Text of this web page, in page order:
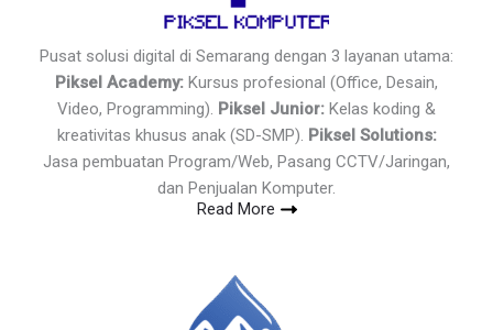
Pusat solusi digital di Semarang dengan 3 layanan utama:
Piksel Academy: Kursus profesional (Office, Desain,
Video, Programming). Piksel Junior: Kelas koding &
kreativitas khusus anak (SD-SMP). Piksel Solutions:
Jasa pembuatan Program/Web, Pasang CCTV/Jaringan,
dan Penjualan Komputer.
Read More